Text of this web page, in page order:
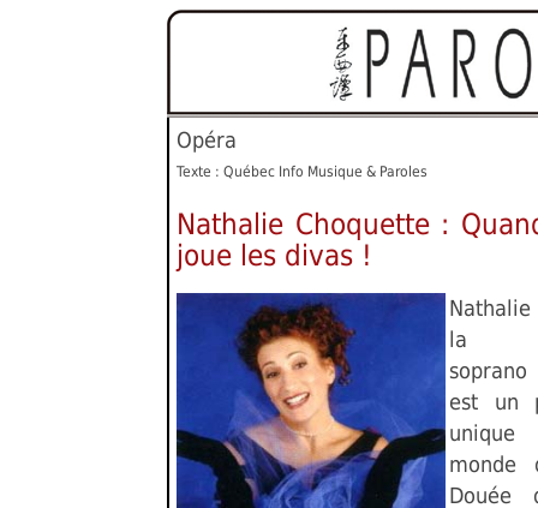
Opéra
Texte : Québec Info Musique & Paroles
Nathalie Choquette :
joue les divas !
la
soprano
est un
monde
Douée